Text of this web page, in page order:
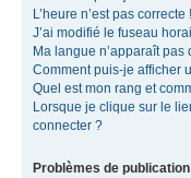
L’heure n’est pas correcte !
J’ai modifié le fuseau
Ma langue n’apparaît pas
Comment puis-je afficher
Quel est mon rang et
Lorsque je clique sur le
connecter ?
Problèmes de publication